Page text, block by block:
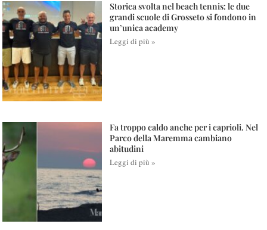
Storica svolta nel beach tennis: le due
grandi scuole di Grosseto si fondono in
un’unica academy
Leggi di più »
Fa troppo caldo anche per i caprioli. Nel
Parco della Maremma cambiano
abitudini
Leggi di più »